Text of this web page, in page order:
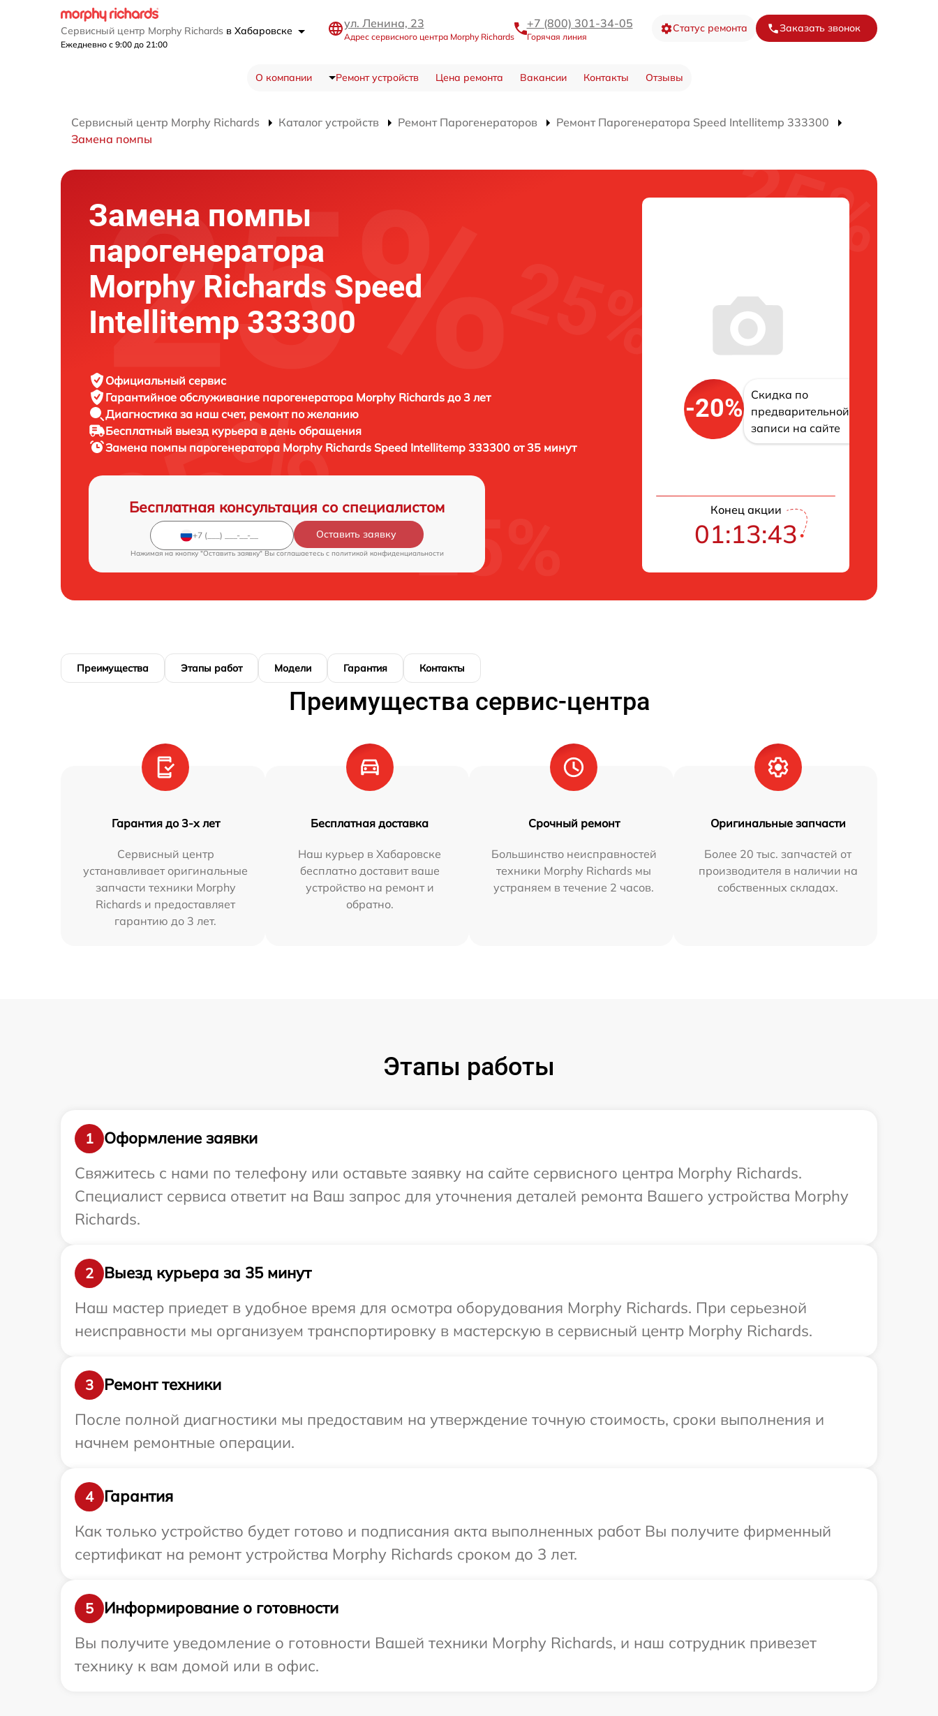
Сервисный центр Morphy Richards в Хабаровске
Ежедневно с 9:00 до 21:00
ул. Ленина, 23
Адрес сервисного центра Morphy Richards
+7 (800) 301-34-05
Горячая линия
Статус ремонта Заказать звонок
О компании Ремонт устройств Цена ремонта Вакансии Контакты Отзывы
Сервисный центр Morphy Richards Каталог устройств Ремонт Парогенераторов
Ремонт Парогенератора Speed Intellitemp 333300
Замена помпы
Замена помпы
парогенератора
Morphy Richards Speed
Intellitemp 333300
Официальный сервис
Гарантийное обслуживание парогенератора Morphy Richards до 3 лет
Диагностика за наш счет, ремонт по желанию
Бесплатный выезд курьера в день обращения
Замена помпы парогенератора Morphy Richards Speed Intellitemp 333300 от 35 минут
Бесплатная консультация со специалистом
Оставить заявку
Нажимая на кнопку "Оставить заявку" Вы соглашаетесь c политикой конфиденциальности
-20%
Скидка по
предварительной
записи на сайте
Конец акции
01:13:42
Преимущества Этапы работ Модели Гарантия Контакты
Преимущества сервис-центра
Гарантия до 3-х лет
Сервисный центр
устанавливает оригинальные
запчасти техники Morphy
Richards и предоставляет
гарантию до 3 лет.
Бесплатная доставка
Наш курьер в Хабаровске
бесплатно доставит ваше
устройство на ремонт и
обратно.
Срочный ремонт
Большинство неисправностей
техники Morphy Richards мы
устраняем в течение 2 часов.
Оригинальные запчасти
Более 20 тыс. запчастей от
производителя в наличии на
собственных складах.
Этапы работы
1
Оформление заявки
Свяжитесь с нами по телефону или оставьте заявку на сайте сервисного центра Morphy Richards.
Специалист сервиса ответит на Ваш запрос для уточнения деталей ремонта Вашего устройства Morphy
Richards.
2
Выезд курьера за 35 минут
Наш мастер приедет в удобное время для осмотра оборудования Morphy Richards. При серьезной
неисправности мы организуем транспортировку в мастерскую в сервисный центр Morphy Richards.
3
Ремонт техники
После полной диагностики мы предоставим на утверждение точную стоимость, сроки выполнения и
начнем ремонтные операции.
4
Гарантия
Как только устройство будет готово и подписания акта выполненных работ Вы получите фирменный
сертификат на ремонт устройства Morphy Richards сроком до 3 лет.
5
Информирование о готовности
Вы получите уведомление о готовности Вашей техники Morphy Richards, и наш сотрудник привезет
технику к вам домой или в офис.